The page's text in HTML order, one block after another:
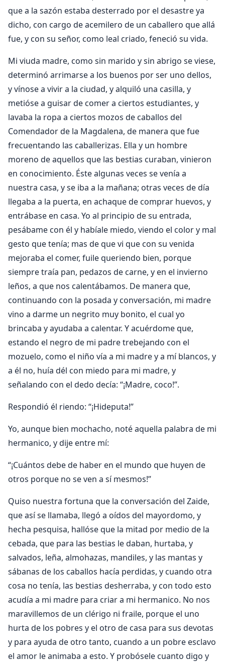
que a la sazón estaba desterrado por el desastre ya
dicho, con cargo de acemilero de un caballero que allá
fue, y con su señor, como leal criado, feneció su vida.
Mi viuda madre, como sin marido y sin abrigo se viese,
determinó arrimarse a los buenos por ser uno dellos,
y vínose a vivir a la ciudad, y alquiló una casilla, y
metióse a guisar de comer a ciertos estudiantes, y
lavaba la ropa a ciertos mozos de caballos del
Comendador de la Magdalena, de manera que fue
frecuentando las caballerizas. Ella y un hombre
moreno de aquellos que las bestias curaban, vinieron
en conocimiento. Éste algunas veces se venía a
nuestra casa, y se iba a la mañana; otras veces de día
llegaba a la puerta, en achaque de comprar huevos, y
entrábase en casa. Yo al principio de su entrada,
pesábame con él y habíale miedo, viendo el color y mal
gesto que tenía; mas de que vi que con su venida
mejoraba el comer, fuile queriendo bien, porque
siempre traía pan, pedazos de carne, y en el invierno
leños, a que nos calentábamos. De manera que,
continuando con la posada y conversación, mi madre
vino a darme un negrito muy bonito, el cual yo
brincaba y ayudaba a calentar. Y acuérdome que,
estando el negro de mi padre trebejando con el
mozuelo, como el niño vía a mi madre y a mí blancos, y
a él no, huía dél con miedo para mi madre, y
señalando con el dedo decía: “¡Madre, coco!”.
Respondió él riendo: “¡Hideputa!”
Yo, aunque bien mochacho, noté aquella palabra de mi
hermanico, y dije entre mí:
“¡Cuántos debe de haber en el mundo que huyen de
otros porque no se ven a sí mesmos!”
Quiso nuestra fortuna que la conversación del Zaide,
que así se llamaba, llegó a oídos del mayordomo, y
hecha pesquisa, hallóse que la mitad por medio de la
cebada, que para las bestias le daban, hurtaba, y
salvados, leña, almohazas, mandiles, y las mantas y
sábanas de los caballos hacía perdidas, y cuando otra
cosa no tenía, las bestias desherraba, y con todo esto
acudía a mi madre para criar a mi hermanico. No nos
maravillemos de un clérigo ni fraile, porque el uno
hurta de los pobres y el otro de casa para sus devotas
y para ayuda de otro tanto, cuando a un pobre esclavo
el amor le animaba a esto. Y probósele cuanto digo y